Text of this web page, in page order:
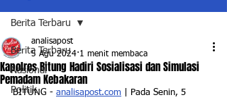
Berita Terbaru
Nasional
Politik
Berita Terbaru
Kapolres Bitung Hadiri Sosialisasi dan Simulasi
Pemadam Kebakaran
analisapost
5 Agu 2024 1 menit membaca
BITUNG - analisapost.com | Pada Senin, 5